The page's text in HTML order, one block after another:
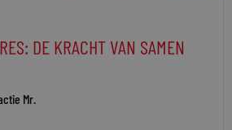
DE KRACHT VAN SAMEN
Mr.